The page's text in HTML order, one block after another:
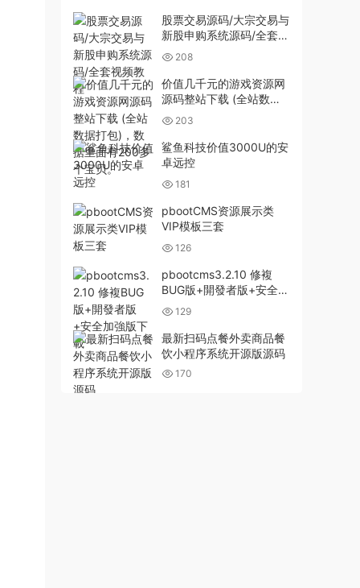
股票交易源码/大宗交易与
新股申购系统源码/全套视
频教程
208
价值几千元的游戏资源网
源码整站下载 (全站数据
打包)，数据里面有200多
个宝贝。
203
鲨鱼科技价值3000U的安
卓远控
181
pbootCMS资源展示类
VIP模板三套
126
pbootcms3.2.10 修複
BUG版+開發者版+安全加
強版下載
129
最新扫码点餐外卖商品餐
饮小程序系统开源版源码
170